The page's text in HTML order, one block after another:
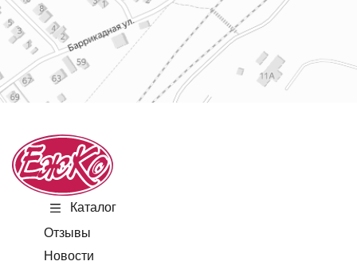
Каталог
Отзывы
Новости